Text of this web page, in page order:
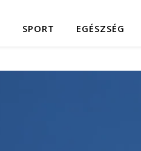
SPORT EGÉSZSÉG